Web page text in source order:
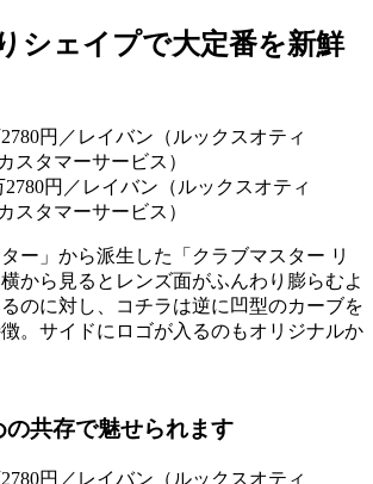
シェイプで大定番を新鮮
円／レイバン（ルックスオティ
スタマーサービス）
ー」から派生した「クラブマスター リ
から見るとレンズ面がふんわり膨らむよ
のに対し、コチラは逆に凹型のカーブを
。サイドにロゴが入るのもオリジナルか
の共存で魅せられます